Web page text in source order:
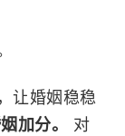
让婚姻稳稳
加分。 对